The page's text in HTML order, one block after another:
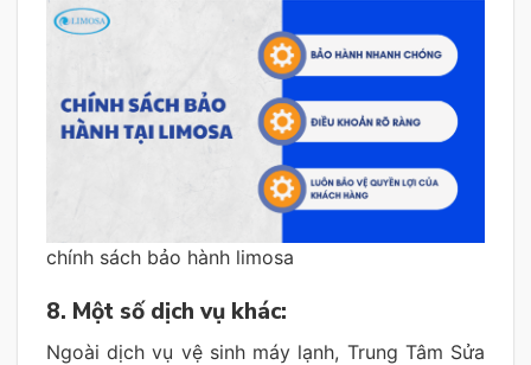
chính sách bảo hành limosa
8. Một số dịch vụ khác:
Ngoài dịch vụ vệ sinh máy lạnh, Trung Tâm Sửa